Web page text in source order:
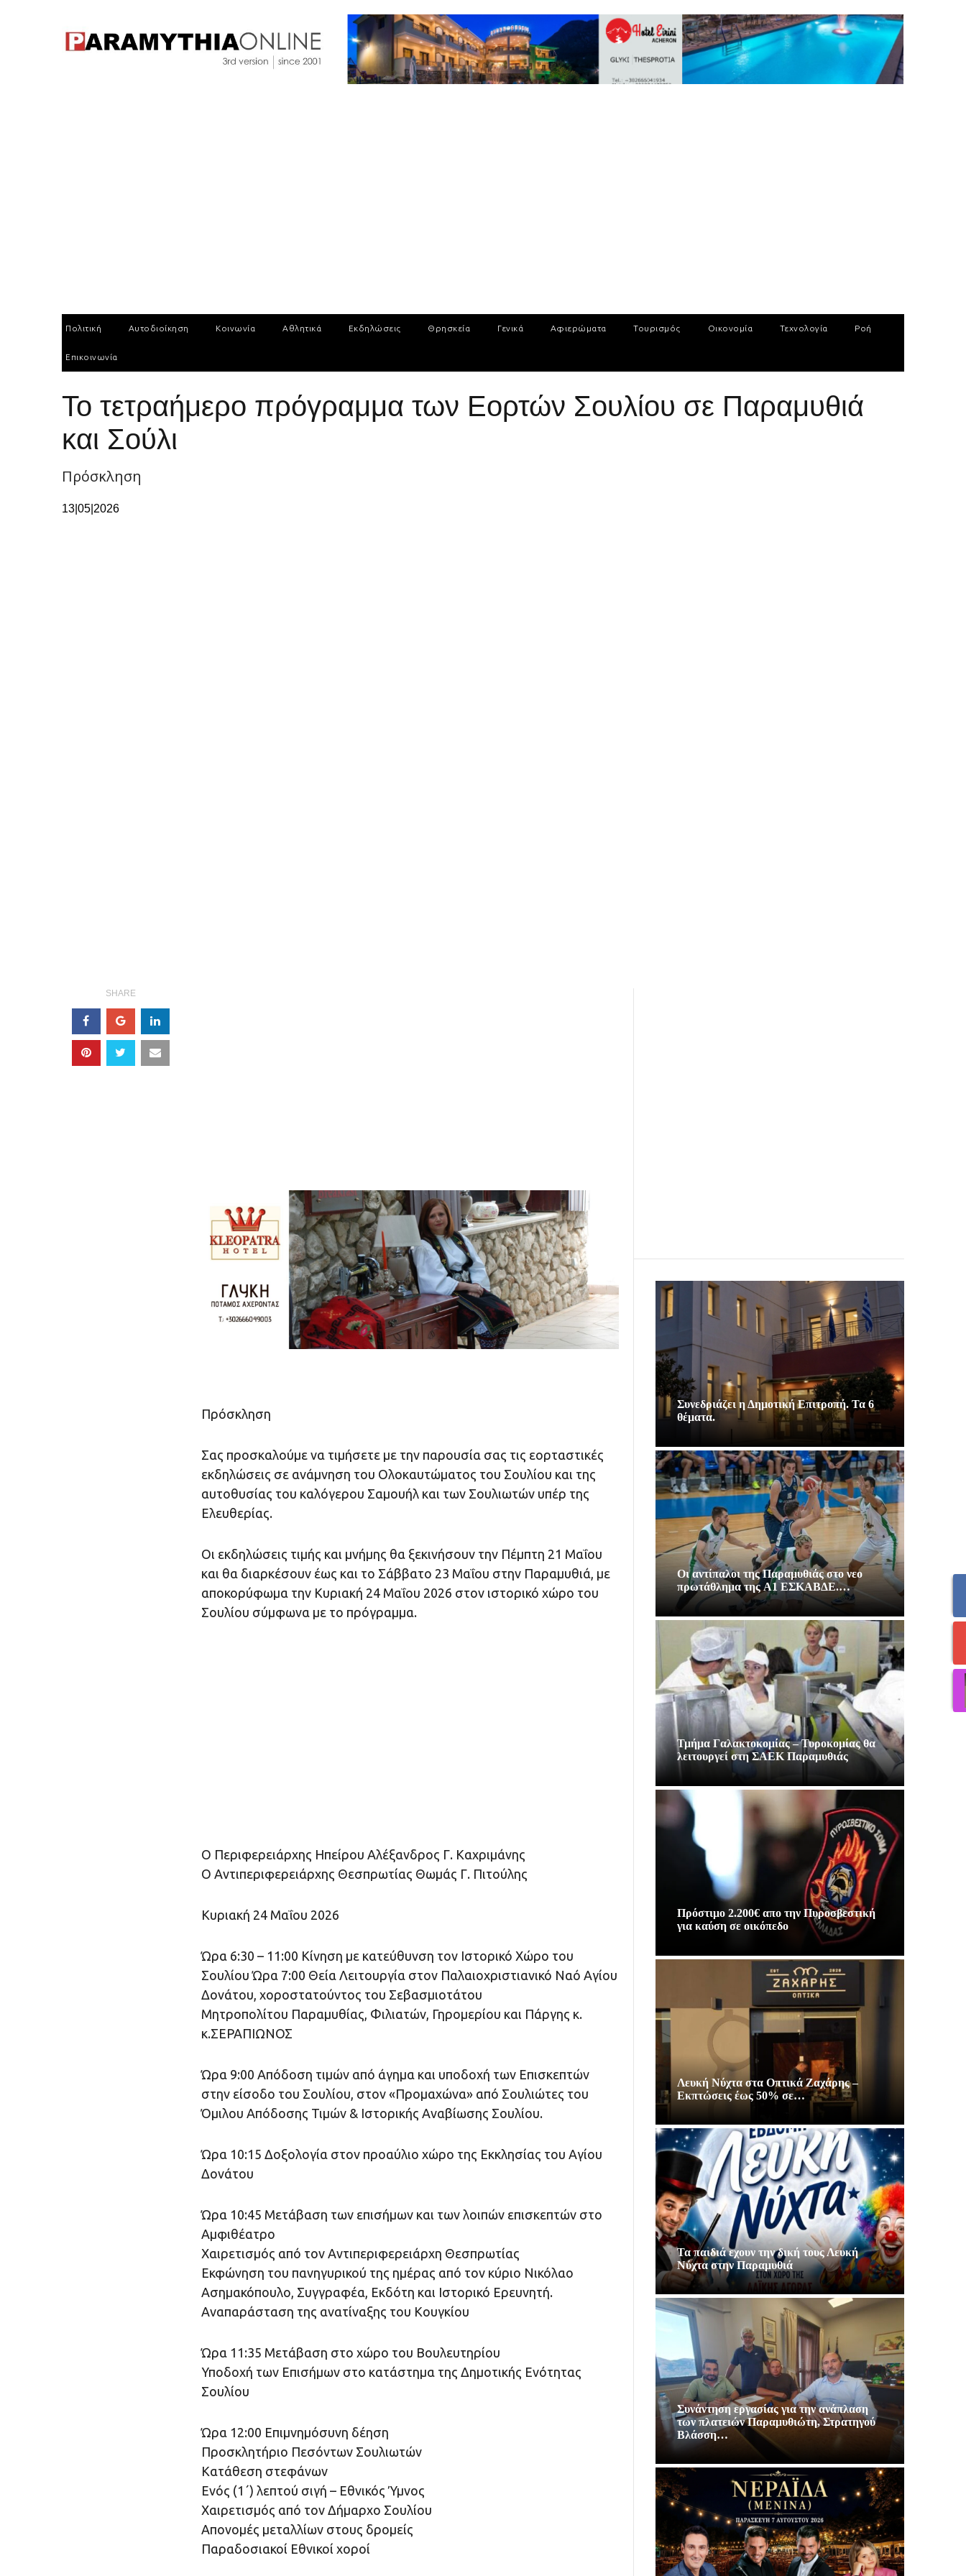
Πολιτική Αυτοδιοίκηση Κοινωνία Αθλητικά Εκδηλώσεις Θρησκεία Γενικά Αφιερώματα Τουρισμός Οικονομία Τεχνολογία Ροή
Επικοινωνία
Το τετραήμερο πρόγραμμα των Εορτών Σουλίου σε Παραμυθιά
και Σούλι
Πρόσκληση
13|05|2026
SHARE
Πρόσκληση
Σας προσκαλούμε να τιμήσετε με την παρουσία σας τις εορταστικές
εκδηλώσεις σε ανάμνηση του Ολοκαυτώματος του Σουλίου και της
αυτοθυσίας του καλόγερου Σαμουήλ και των Σουλιωτών υπέρ της
Ελευθερίας.
Οι εκδηλώσεις τιμής και μνήμης θα ξεκινήσουν την Πέμπτη 21 Μαΐου
και θα διαρκέσουν έως και το Σάββατο 23 Μαΐου στην Παραμυθιά, με
αποκορύφωμα την Κυριακή 24 Μαΐου 2026 στον ιστορικό χώρο του
Σουλίου σύμφωνα με το πρόγραμμα.
Ο Περιφερειάρχης Ηπείρου Αλέξανδρος Γ. Καχριμάνης
Ο Αντιπεριφερειάρχης Θεσπρωτίας Θωμάς Γ. Πιτούλης
Κυριακή 24 Μαΐου 2026
Ώρα 6:30 – 11:00 Κίνηση με κατεύθυνση τον Ιστορικό Χώρο του
Σουλίου Ώρα 7:00 Θεία Λειτουργία στον Παλαιοχριστιανικό Ναό Αγίου
Δονάτου, χοροστατούντος του Σεβασμιοτάτου
Μητροπολίτου Παραμυθίας, Φιλιατών, Γηρομερίου και Πάργης κ.
κ.ΣΕΡΑΠΙΩΝΟΣ
Ώρα 9:00 Απόδοση τιμών από άγημα και υποδοχή των Επισκεπτών
στην είσοδο του Σουλίου, στον «Προμαχώνα» από Σουλιώτες του
Όμιλου Απόδοσης Τιμών & Ιστορικής Αναβίωσης Σουλίου.
Ώρα 10:15 Δοξολογία στον προαύλιο χώρο της Εκκλησίας του Αγίου
Δονάτου
Ώρα 10:45 Μετάβαση των επισήμων και των λοιπών επισκεπτών στο
Αμφιθέατρο
Χαιρετισμός από τον Αντιπεριφερειάρχη Θεσπρωτίας
Εκφώνηση του πανηγυρικού της ημέρας από τον κύριο Νικόλαο
Ασημακόπουλο, Συγγραφέα, Εκδότη και Ιστορικό Ερευνητή.
Αναπαράσταση της ανατίναξης του Κουγκίου
Ώρα 11:35 Μετάβαση στο χώρο του Βουλευτηρίου
Υποδοχή των Επισήμων στο κατάστημα της Δημοτικής Ενότητας
Σουλίου
Ώρα 12:00 Επιμνημόσυνη δέηση
Προσκλητήριο Πεσόντων Σουλιωτών
Κατάθεση στεφάνων
Ενός (1΄) λεπτού σιγή – Εθνικός Ύμνος
Χαιρετισμός από τον Δήμαρχο Σουλίου
Απονομές μεταλλίων στους δρομείς
Παραδοσιακοί Εθνικοί χοροί
Συνεδριάζει η Δημοτική Επιτροπή. Τα 6
θέματα.
Οι αντίπαλοι της Παραμυθιάς στο νεο
πρωτάθλημα της A1 ΕΣΚΑΒΔΕ.…
Τμήμα Γαλακτοκομίας – Τυροκομίας θα
λειτουργεί στη ΣΑΕΚ Παραμυθιάς
Πρόστιμο 2.200€ απο την Πυροσβεστική
για καύση σε οικόπεδο
Λευκή Νύχτα στα Οπτικά Ζαχάρης –
Εκπτώσεις έως 50% σε…
Τα παιδιά εχουν την δική τους Λευκή
Νύχτα στην Παραμυθιά
Συνάντηση εργασίας για την ανάπλαση
των πλατειών Παραμυθιώτη, Στρατηγού
Βλάσση…